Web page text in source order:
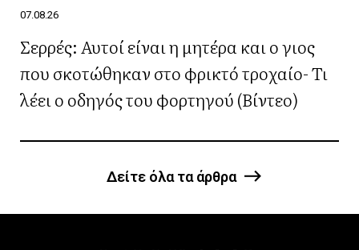
07.08.26
Σερρές: Αυτοί είναι η μητέρα και ο γιος
που σκοτώθηκαν στο φρικτό τροχαίο- Τι
λέει ο οδηγός του φορτηγού (Βίντεο)
Δείτε όλα τα άρθρα